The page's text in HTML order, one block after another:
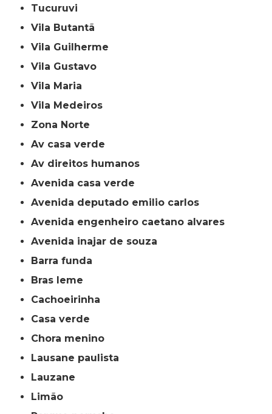
Tucuruvi
Vila Butantã
Vila Guilherme
Vila Gustavo
Vila Maria
Vila Medeiros
Zona Norte
av casa verde
av direitos humanos
avenida casa verde
avenida deputado emilio carlos
avenida engenheiro caetano alvares
avenida inajar de souza
barra funda
bras leme
cachoeirinha
casa verde
chora menino
lausane paulista
lauzane
limão